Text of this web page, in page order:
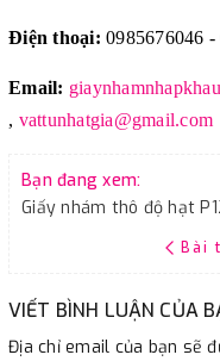
Điện thoại: 0985676046
Email:
, vattunhatgia@gmail.com
Bạn đang xem:
Bài
VIẾT BÌNH LUẬN CỦA
Địa chỉ email của bạn sẽ